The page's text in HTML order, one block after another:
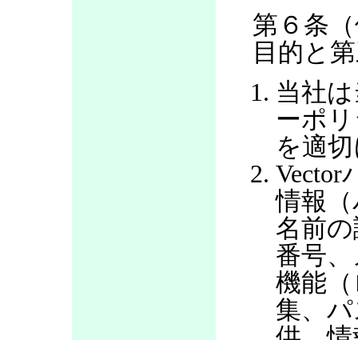
第６条
目的と
当社
ーポ
を適
Vector
情報
名前
番号
機能
集、